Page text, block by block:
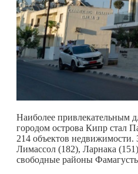
Наиболее привлекательным
городом острова Кипр стал
214 объектов недвижимости.
Лимассол (182), Ларнака
свободные районы